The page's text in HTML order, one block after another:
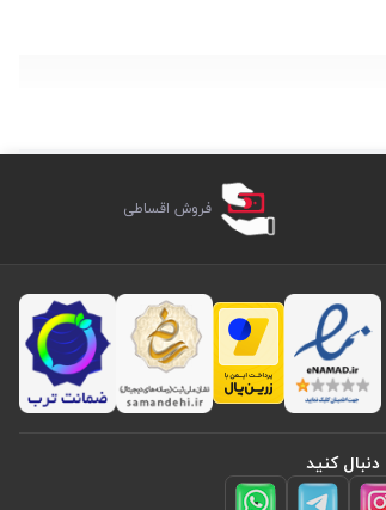
فروش اقساطی
دنبال کنید